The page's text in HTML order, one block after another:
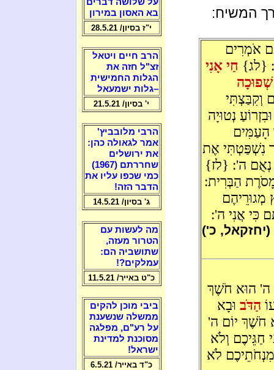
המשיח:
אֹמְרִים
{לג} חַי אָנִי
וְקִבַּצְתִּי
נְטוּיָה
הָעַמִּים
נִשְׁפַּטְתִּי אֶת
ה': {לז}
הַבְּרִית:
כִּי אֲנִי ה':
(יחזקאל, כ')
ה' הוּא חֹשֶׁךְ
הַדֹּב וּבָא
יוֹם ה'
חַגֵּיכֶם וְלֹא
לֹא
בא האסון במירון
י"ז בסיון/ 28.5.21
הרב חיים ויטאל
זצ"ל חזה את
הגלות החמישית
–גלות ישמעאל
י' בסיון/ 21.5.21
הרבי מלובביץ'
אמר לגאולה כהן:
את ירושלים
שחררתם (1967)
כמי שכפו עליו את
הדבר הזה!
ג' בסיון/ 14.5.21
מה לעשות עם
הטרור מעזה,
שתושביה הם:
עמלקים?!
כ"ט באייר/ 11.5.21
ביבי מוכן להקים
ממשלה שנשענת
על רע"ם, מפלגה
מסוכנת למדינת
ישראל!
כ"ד באייר/ 6.5.21